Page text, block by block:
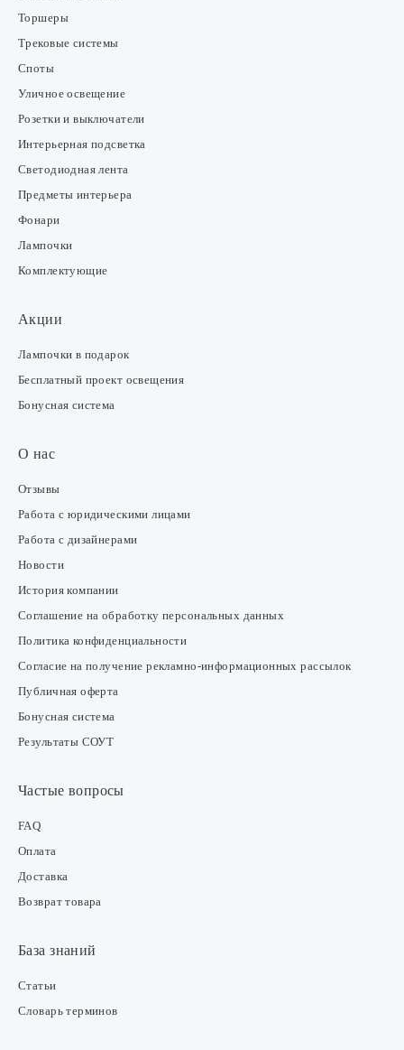
Торшеры
Трековые системы
Споты
Уличное освещение
Розетки и выключатели
Интерьерная подсветка
Светодиодная лента
Предметы интерьера
Фонари
Лампочки
Комплектующие
Акции
Лампочки в подарок
Бесплатный проект освещения
Бонусная система
О нас
Отзывы
Работа с юридическими лицами
Работа с дизайнерами
Новости
История компании
Соглашение на обработку персональных данных
Политика конфиденциальности
Согласие на получение рекламно-информационных рассылок
Публичная оферта
Бонусная система
Результаты СОУТ
Частые вопросы
FAQ
Оплата
Доставка
Возврат товара
База знаний
Статьи
Словарь терминов